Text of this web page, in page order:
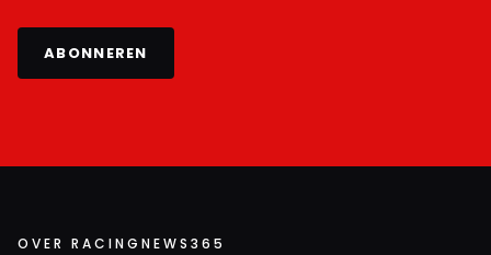
ABONNEREN
OVER RACINGNEWS365